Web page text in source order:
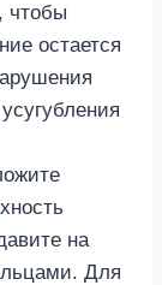
чтобы
остается
на
Для